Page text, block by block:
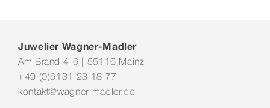
Juwelier Wagner-Madler
Am Brand 4-6 | 55116 Mainz
+49 (0)6131 23 18 77
kontakt@wagner-madler.de